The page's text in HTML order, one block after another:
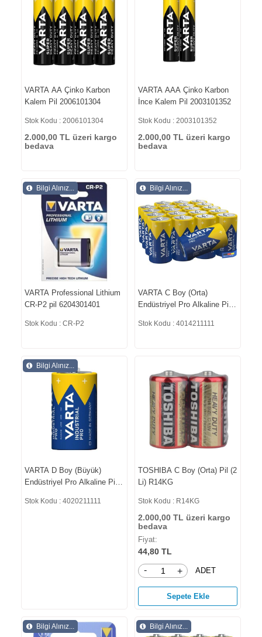
VARTA AA Çinko Karbon
Kalem Pil 2006101304
Stok Kodu : 2006101304
2.000,00 TL üzeri kargo
bedava
VARTA AAA Çinko Karbon
İnce Kalem Pil 2003101352
Stok Kodu : 2003101352
2.000,00 TL üzeri kargo
bedava
Bilgi Alınız...
VARTA Professional Lithium
CR-P2 pil 6204301401
Stok Kodu : CR-P2
Bilgi Alınız...
VARTA C Boy (Orta)
Endüstriyel Pro Alkaline Pil
Stok Kodu : 4014211111
Bilgi Alınız...
VARTA D Boy (Büyük)
Endüstriyel Pro Alkaline Pil
Stok Kodu : 4020211111
TOSHIBA C Boy (Orta) Pil (2
Li) R14KG
Stok Kodu : R14KG
2.000,00 TL üzeri kargo
bedava
Fiyat:
44,80 TL
- + ADET
Sepete Ekle
Bilgi Alınız... Bilgi Alınız...